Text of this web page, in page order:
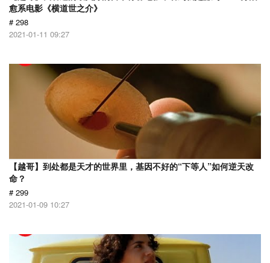
愈系电影《横道世之介》
# 298
2021-01-11 09:27
【越哥】到处都是天才的世界里，基因不好的“下等人”如何逆天改
命？
# 299
2021-01-09 10:27